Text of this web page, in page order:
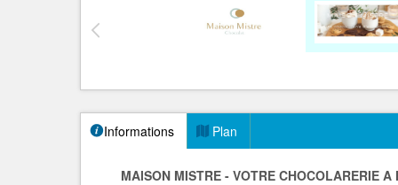
Informations Plan
MAISON MISTRE - VOTRE CHOCOLARERIE A